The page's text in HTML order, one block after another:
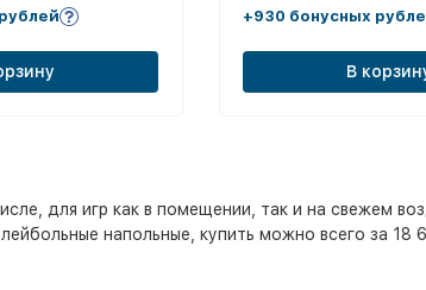
+930 бонусных
В
для игр как в помещении, так и на свежем
напольные, купить можно всего за 18